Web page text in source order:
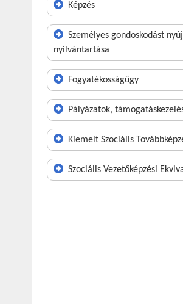
Képzés
Személyes gondoskodást
nyilvántartása
Fogyatékosságügy
Pályázatok,
Kiemelt Szociális
Szociális Vezetőképzési